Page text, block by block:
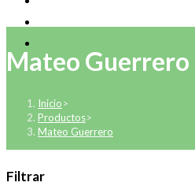
Mateo Guerrero
Inicio>
Productos>
Mateo Guerrero
Filtrar